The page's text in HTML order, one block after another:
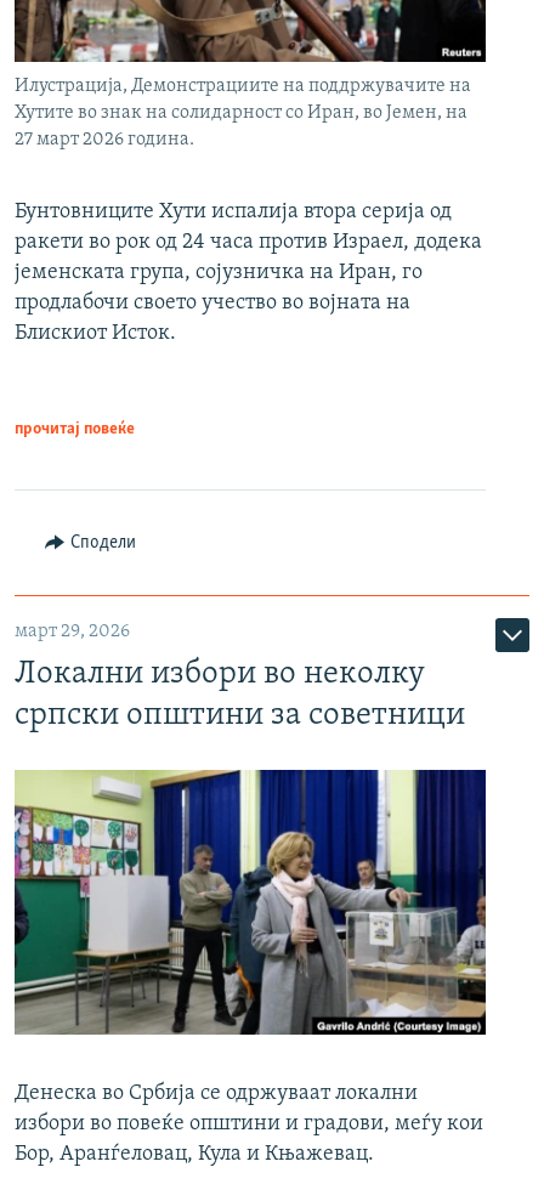
Илустрација, Демонстрациите на поддржувачите на
Хутите во знак на солидарност со Иран, во Јемен, на
27 март 2026 година.
Бунтовниците Хути испалија втора серија од
ракети во рок од 24 часа против Израел, додека
јеменската група, сојузничка на Иран, го
продлабочи своето учество во војната на
Блискиот Исток.
прочитај повеќе
Сподели
март 29, 2026
Локални избори во неколку
српски општини за советници
Денеска во Србија се одржуваат локални
избори во повеќе општини и градови, меѓу кои
Бор, Аранѓеловац, Кула и Књажевац.